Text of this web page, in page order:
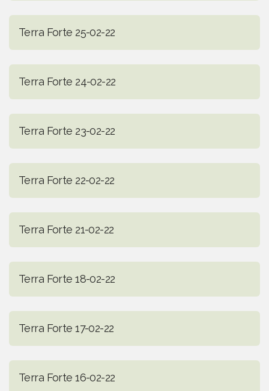
Terra Forte 25-02-22
Terra Forte 24-02-22
Terra Forte 23-02-22
Terra Forte 22-02-22
Terra Forte 21-02-22
Terra Forte 18-02-22
Terra Forte 17-02-22
Terra Forte 16-02-22